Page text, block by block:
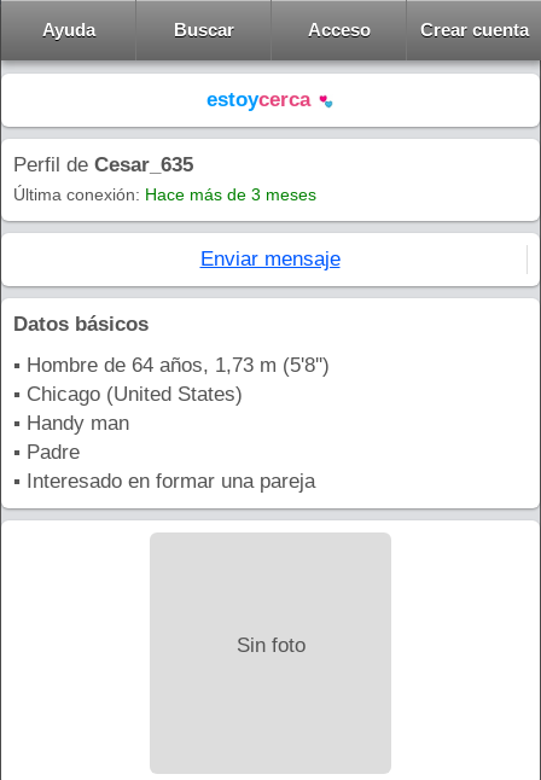
Ayuda Buscar Acceso Crear cuenta
estoycerca
Perfil de Cesar_635
Última conexión: Hace más de 3 meses
Enviar mensaje
Datos básicos
▪ Hombre de 64 años, 1,73 m (5'8'')
▪ Chicago (United States)
▪ Handy man
▪ Padre
▪ Interesado en formar una pareja
Sin foto